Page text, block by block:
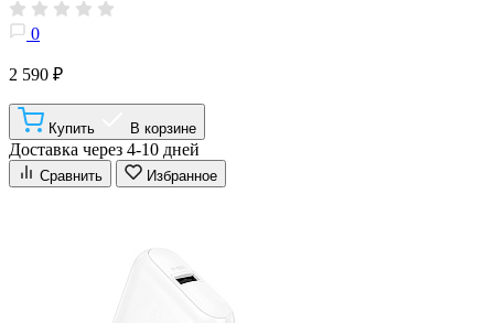
0
2 590 ₽
Купить В корзине
Доставка через 4-10 дней
Сравнить Избранное